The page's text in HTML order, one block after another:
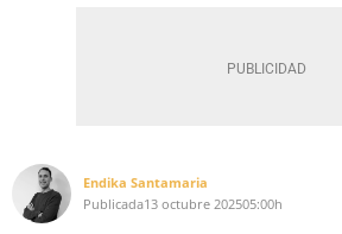
Endika Santamaria
Publicada13 octubre 202505:00h